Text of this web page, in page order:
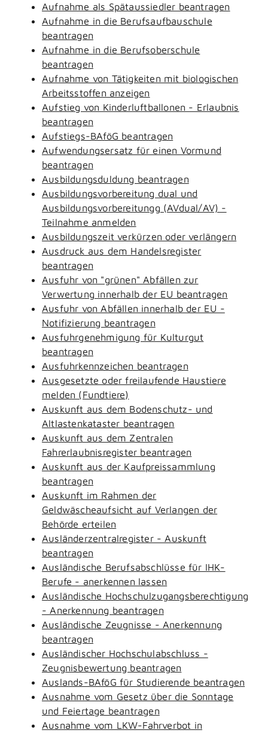
Aufnahme als Spätaussiedler beantragen
Aufnahme in die Berufsaufbauschule
beantragen
Aufnahme in die Berufsoberschule
beantragen
Aufnahme von Tätigkeiten mit biologischen
Arbeitsstoffen anzeigen
Aufstieg von Kinderluftballonen - Erlaubnis
beantragen
Aufstiegs-BAföG beantragen
Aufwendungsersatz für einen Vormund
beantragen
Ausbildungsduldung beantragen
Ausbildungsvorbereitung dual und
Ausbildungsvorbereitungg (AVdual/AV) -
Teilnahme anmelden
Ausbildungszeit verkürzen oder verlängern
Ausdruck aus dem Handelsregister
beantragen
Ausfuhr von "grünen" Abfällen zur
Verwertung innerhalb der EU beantragen
Ausfuhr von Abfällen innerhalb der EU -
Notifizierung beantragen
Ausfuhrgenehmigung für Kulturgut
beantragen
Ausfuhrkennzeichen beantragen
Ausgesetzte oder freilaufende Haustiere
melden (Fundtiere)
Auskunft aus dem Bodenschutz- und
Altlastenkataster beantragen
Auskunft aus dem Zentralen
Fahrerlaubnisregister beantragen
Auskunft aus der Kaufpreissammlung
beantragen
Auskunft im Rahmen der
Geldwäscheaufsicht auf Verlangen der
Behörde erteilen
Ausländerzentralregister - Auskunft
beantragen
Ausländische Berufsabschlüsse für IHK-
Berufe - anerkennen lassen
Ausländische Hochschulzugangsberechtigung
- Anerkennung beantragen
Ausländische Zeugnisse - Anerkennung
beantragen
Ausländischer Hochschulabschluss -
Zeugnisbewertung beantragen
Auslands-BAföG für Studierende beantragen
Ausnahme vom Gesetz über die Sonntage
und Feiertage beantragen
Ausnahme vom LKW-Fahrverbot in